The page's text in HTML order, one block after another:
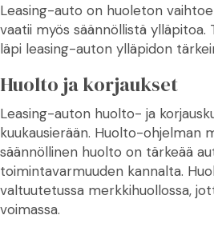
Leasing-auto on huoleton
vaatii myös säännöllistä ylläpitoa.
läpi leasing-auton ylläpidon
Huolto ja korjaukset
Leasing-auton huolto- ja
kuukausierään. Huolto-ohjelman
säännöllinen huolto on tärkeää
toimintavarmuuden kannalta.
valtuutetussa merkkihuollossa,
voimassa.